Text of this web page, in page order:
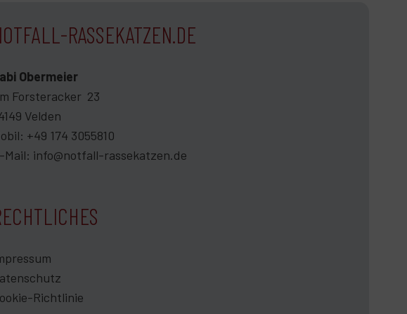
RASSEKATZEN.DE
Ober­meier
Forsteracker 23
Velden
+49 174 3055810
Mail: info@notfall-rassekatzen.de
Richtlinie